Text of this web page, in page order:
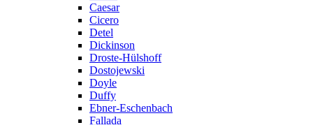
Caesar
Cicero
Detel
Dickinson
Droste-Hülshoff
Dostojewski
Doyle
Duffy
Ebner-Eschenbach
Fallada